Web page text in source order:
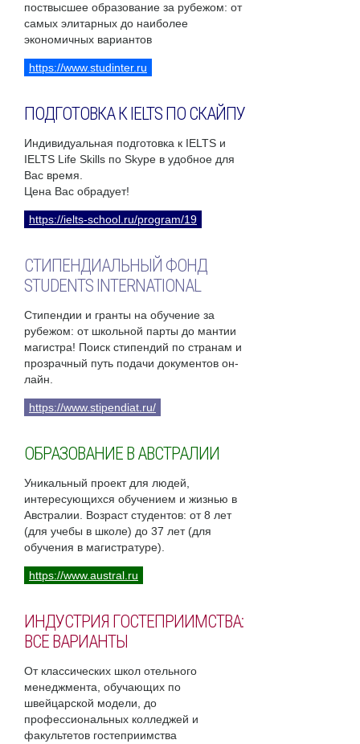
поствысшее образование за рубежом: от
самых элитарных до наиболее
экономичных вариантов
https://www.studinter.ru
ПОДГОТОВКА К IELTS ПО СКАЙПУ
Индивидуальная подготовка к IELTS и
IELTS Life Skills по Skype в удобное для
Вас время.
Цена Вас обрадует!
https://ielts-school.ru/program/19
СТИПЕНДИАЛЬНЫЙ ФОНД
STUDENTS INTERNATIONAL
Стипендии и гранты на обучение за
рубежом: от школьной парты до мантии
магистра! Поиск стипендий по странам и
прозрачный путь подачи документов он-
лайн.
https://www.stipendiat.ru/
ОБРАЗОВАНИЕ В АВСТРАЛИИ
Уникальный проект для людей,
интересующихся обучением и жизнью в
Австралии. Возраст студентов: от 8 лет
(для учебы в школе) до 37 лет (для
обучения в магистратуре).
https://www.austral.ru
ИНДУСТРИЯ ГОСТЕПРИИМСТВА:
ВСЕ ВАРИАНТЫ
От классических школ отельного
менеджмента, обучающих по
швейцарской модели, до
профессиональных колледжей и
факультетов гостеприимства